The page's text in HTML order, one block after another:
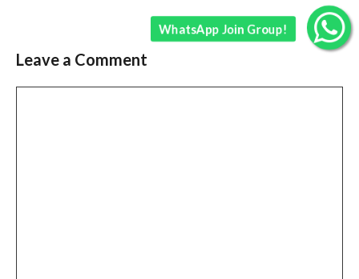
Leave a Comment
WhatsApp Join Group!